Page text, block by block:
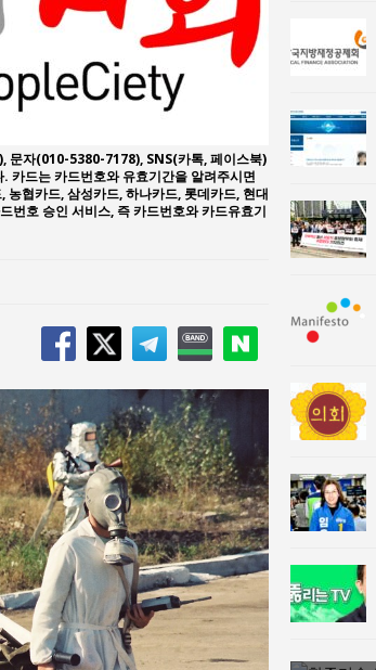
자(010-5380-7178), SNS(카톡, 페이스북)
카드는 카드번호와 유효기간을 알려주시면
협카드, 삼성카드, 하나카드, 롯데카드, 현대
번호 승인 서비스, 즉 카드번호와 카드유효기